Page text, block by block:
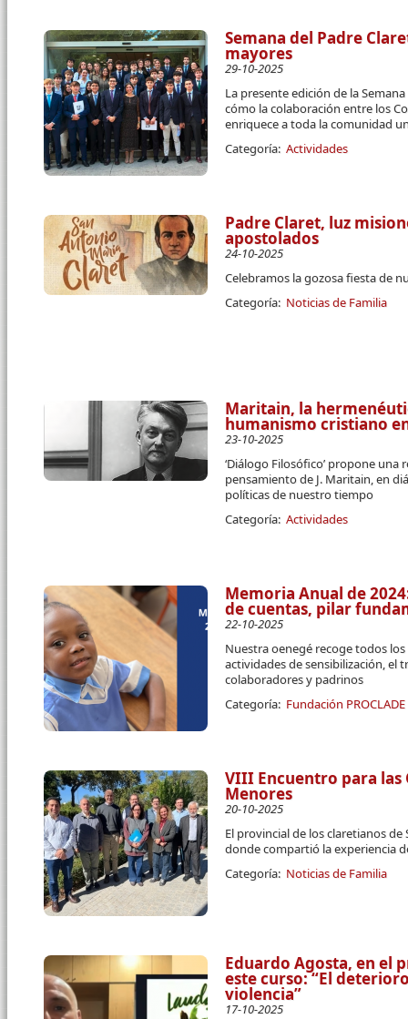
Semana del Padre
mayores
29-10-2025
La presente edición de la
cómo la colaboración entre los
enriquece a toda la comunidad
Categoría: Actividades
Padre Claret, luz
apostolados
24-10-2025
Celebramos la gozosa fiesta de
Categoría: Noticias de Familia
Maritain, la
humanismo cristiano
23-10-2025
‘Diálogo Filosófico’ propone
pensamiento de J. Maritain, en
políticas de nuestro tiempo
Categoría: Actividades
Memoria Anual de
de cuentas, pilar
22-10-2025
Nuestra oenegé recoge todos
actividades de sensibilización, el
colaboradores y padrinos
Categoría: Fundación PROCLADE
VIII Encuentro para
Menores
20-10-2025
El provincial de los claretianos
donde compartió la experiencia
Categoría: Noticias de Familia
Eduardo Agosta, en el
este curso: “El
violencia”
17-10-2025